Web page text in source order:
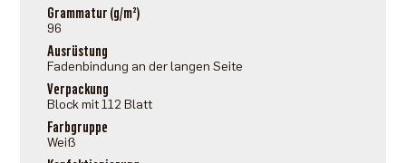
Grammatur (g/m²)
96
Ausrüstung
Fadenbindung an der langen Seite
Verpackung
Block mit 112 Blatt
Farbgruppe
Weiß